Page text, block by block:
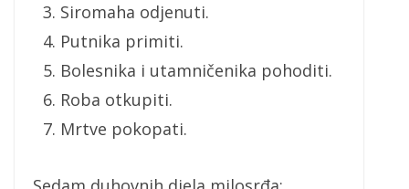
Siromaha odjenuti.
Putnika primiti.
Bolesnika i utamničenika pohoditi.
Roba otkupiti.
Mrtve pokopati.